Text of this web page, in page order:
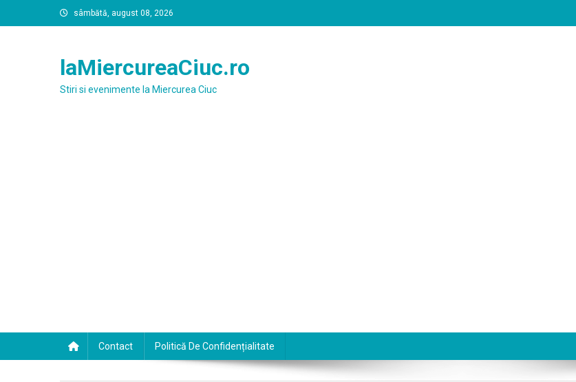
to
sâmbătă, august 08, 2026
laMiercureaCiuc.ro
Stiri si evenimente la Miercurea Ciuc
Contact Politică De Confidențialitate